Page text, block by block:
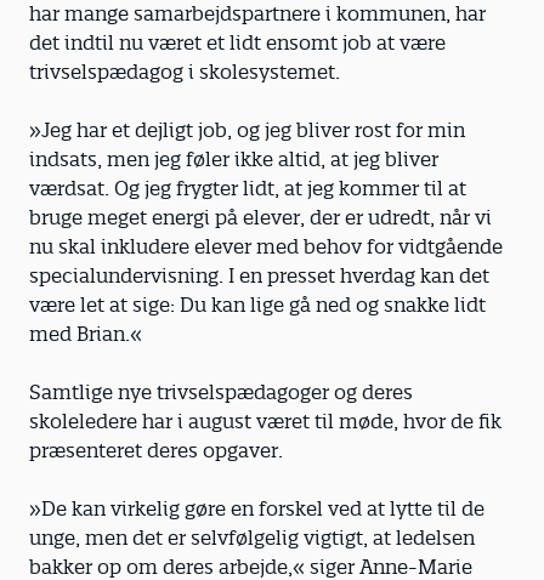
har mange samarbejdspartnere i kommunen, har
det indtil nu været et lidt ensomt job at være
trivselspædagog i skolesystemet.
»Jeg har et dejligt job, og jeg bliver rost for min
indsats, men jeg føler ikke altid, at jeg bliver
værdsat. Og jeg frygter lidt, at jeg kommer til at
bruge meget energi på elever, der er udredt, når vi
nu skal inkludere elever med behov for vidtgående
specialundervisning. I en presset hverdag kan det
være let at sige: Du kan lige gå ned og snakke lidt
med Brian.«
Samtlige nye trivselspædagoger og deres
skoleledere har i august været til møde, hvor de fik
præsenteret deres opgaver.
»De kan virkelig gøre en forskel ved at lytte til de
unge, men det er selvfølgelig vigtigt, at ledelsen
bakker op om deres arbejde,« siger Anne-Marie